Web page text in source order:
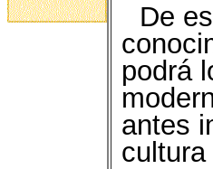
De
podrá
antes